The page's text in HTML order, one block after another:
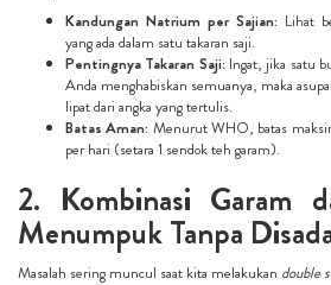
Kandungan Natrium per Sajian: Lihat
yang ada dalam satu takaran saji.
Pentingnya Takaran Saji: Ingat, jika satu
Anda menghabiskan semuanya, maka
lipat dari angka yang tertulis.
Batas Aman: Menurut WHO, batas
per hari (setara 1 sendok teh garam).
2. Kombinasi Garam
Menumpuk Tanpa
Masalah sering muncul saat kita melakukan double